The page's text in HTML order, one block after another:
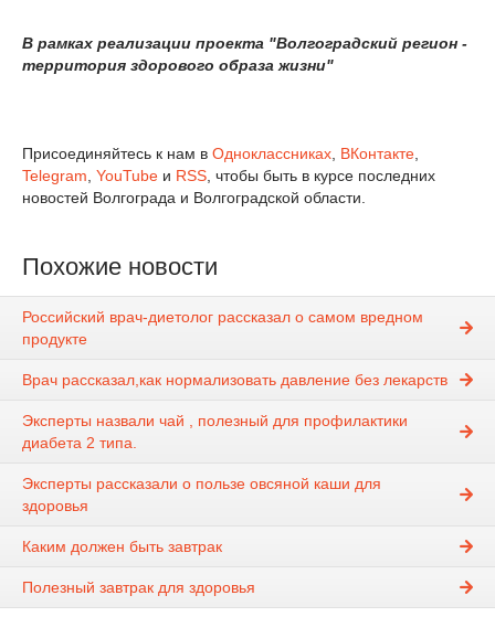
В рамках реализации проекта "Волгоградский регион -
территория здорового образа жизни"
Присоединяйтесь к нам в Одноклассниках ВКонтакте
Telegram YouTube и RSS , чтобы быть в курсе последних
новостей Волгограда и Волгоградской области.
Похожие новости
Российский врач-диетолог рассказал о самом вредном
продукте
Врач рассказал,как нормализовать давление без лекарств
Эксперты назвали чай , полезный для профилактики
диабета 2 типа.
Эксперты рассказали о пользе овсяной каши для
здоровья
Каким должен быть завтрак
Полезный завтрак для здоровья